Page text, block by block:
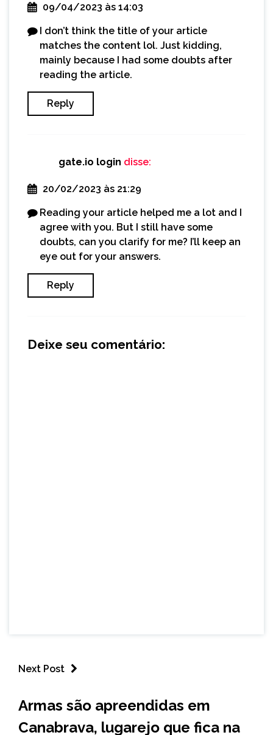
09/04/2023 às 14:03
I don’t think the title of your article
matches the content lol. Just kidding,
mainly because I had some doubts after
reading the article.
Reply
gate.io login disse:
20/02/2023 às 21:29
Reading your article helped me a lot and I
agree with you. But I still have some
doubts, can you clarify for me? I’ll keep an
eye out for your answers.
Reply
Deixe seu comentário:
Next Post
MINAS
GERAIS
Armas são apreendidas em
Canabrava, lugarejo que fica na